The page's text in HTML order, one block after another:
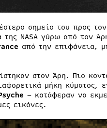
σημείο του προς
NASA γύρω από τον
από την επιφάνεια,
στον Άρη. Πιο
μήκη κύματος,
– κατάφεραν να
εικόνες.